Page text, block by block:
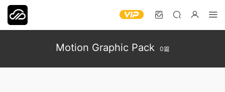
Motion Graphic Pack 0篇